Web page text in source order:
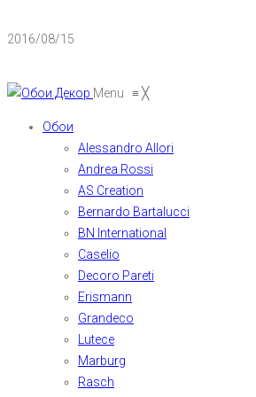
2016/08/15
Menu ≡╳
Обои
Alessandro Allori
Andrea Rossi
AS Creation
Bernardo Bartalucci
BN International
Caselio
Decoro Pareti
Erismann
Grandeco
Lutece
Marburg
Rasch